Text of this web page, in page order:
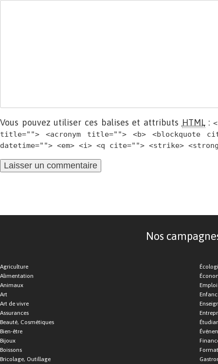
Vous pouvez utiliser ces balises et attributs HTML:
title=""> <acronym title=""> <b> <blockquote
datetime=""> <em> <i> <q cite=""> <strike>
Nos
Agriculture
Alimentation
Animaux
Art
Art de vivre
Assurances
Beauté, Cosmétiques
Bien-être
Bijoux
Boissons
Bricolage, Outillage
Emploi